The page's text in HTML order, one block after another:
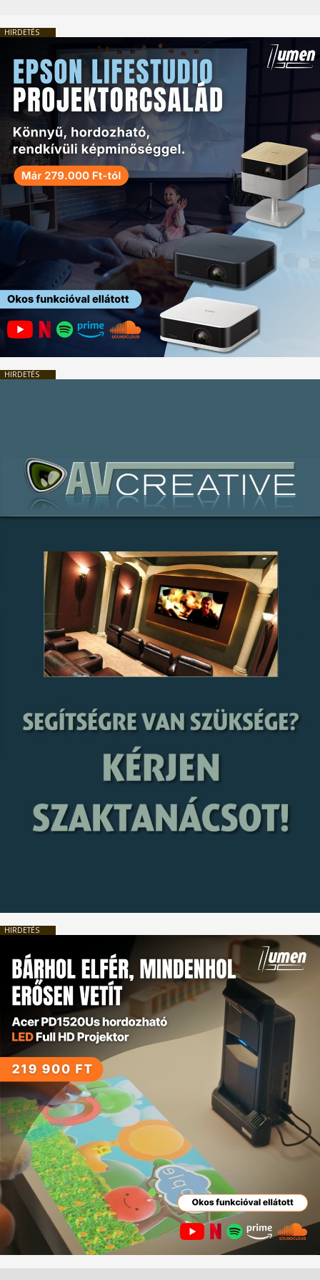
HIRDETÉS
HIRDETÉS
HIRDETÉS